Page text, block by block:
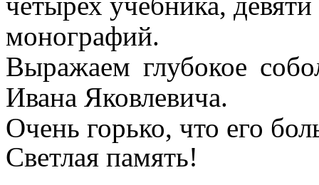
монографий.
Выражаем глубокое
Ивана Яковлевича.
Очень горько, что его
Светлая память!